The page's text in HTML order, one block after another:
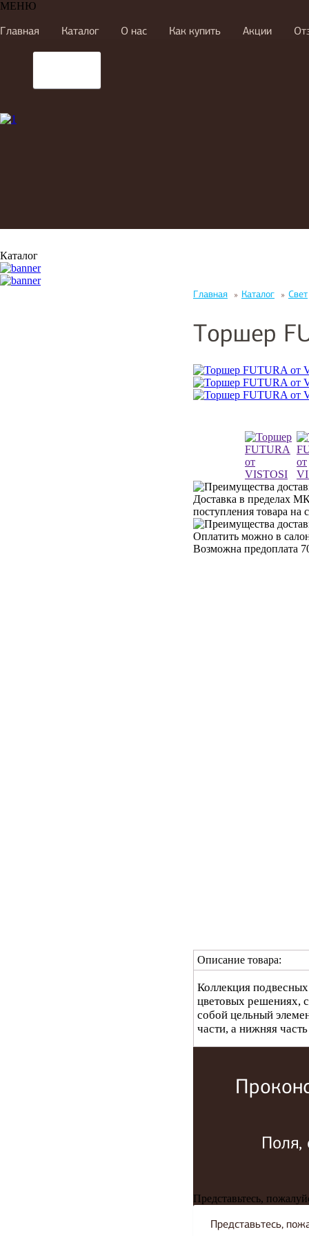
МЕНЮ
Главная Каталог О нас Как купить Акции
Каталог
Главная » Каталог » Свет
Торшер
Доставка в пределах
поступления товара на
Оплатить можно в
Возможна предоплата
Описание товара:
Коллекция
цветовых решениях,
собой цельный
части, а нижняя
Поля,
Представьтесь,